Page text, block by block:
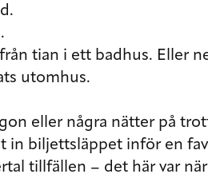
tian i ett badhus. Eller
utomhus.
eller några nätter på
in biljettsläppet inför en
tillfällen – det här var